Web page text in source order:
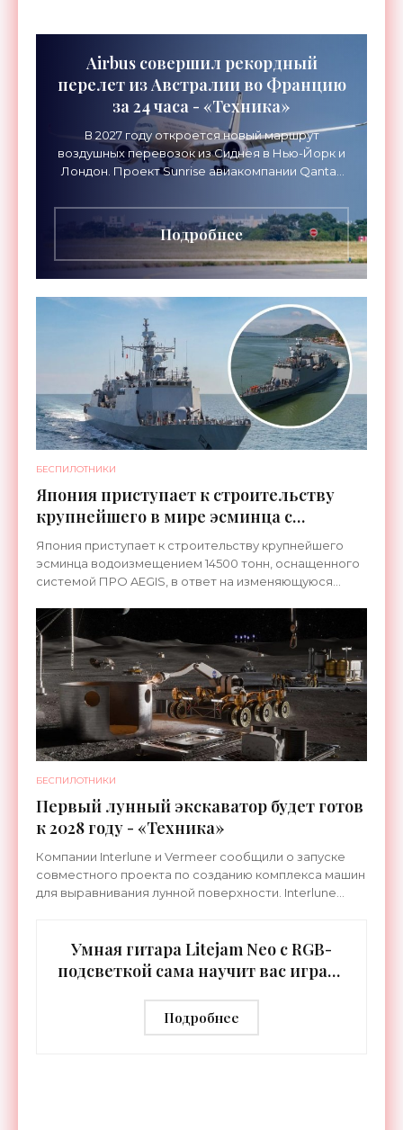
Airbus совершил рекордный
перелет из Австралии во Францию
за 24 часа - «Техника»
В 2027 году откроется новый маршрут
воздушных перевозок из Сиднея в Нью-Йорк и
Лондон. Проект Sunrise авиакомпании Qantas
длительностью до 24
Подробнее
БЕСПИЛОТНИКИ
Япония приступает к строительству
крупнейшего в мире эсминца с
системой ПРО AEGIS - «Оружие»
Япония приступает к строительству крупнейшего
эсминца водоизмещением 14500 тонн, оснащенного
системой ПРО AEGIS, в ответ на изменяющуюся
ракетные
БЕСПИЛОТНИКИ
Первый лунный экскаватор будет готов
к 2028 году - «Техника»
Компании Interlune и Vermeer сообщили о запуске
совместного проекта по созданию комплекса машин
для выравнивания лунной поверхности. Interlune
Умная гитара Litejam Neo с RGB-
подсветкой сама научит вас играть
Подробнее